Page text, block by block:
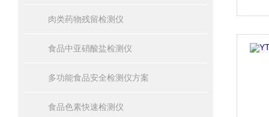
肉类药物残留检测仪
食品中亚硝酸盐检测仪
多功能食品安全检测仪方案
食品色素快速检测仪